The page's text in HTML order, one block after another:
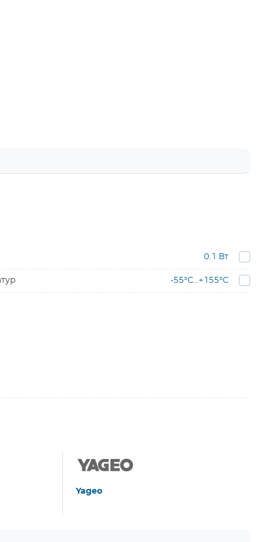
0.1 Вт
-55°C...+155°C
Yageo